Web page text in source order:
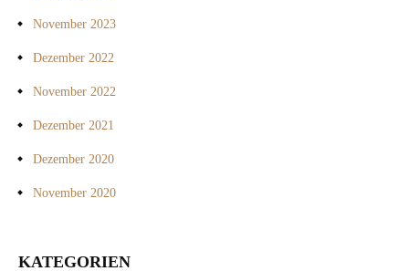
November 2023
Dezember 2022
November 2022
Dezember 2021
Dezember 2020
November 2020
KATEGORIEN